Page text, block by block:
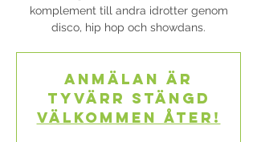
komplement till andra idrotter genom
disco, hip hop och showdans.
Anmälan är
tyvärr stängd
Välkommen åter!